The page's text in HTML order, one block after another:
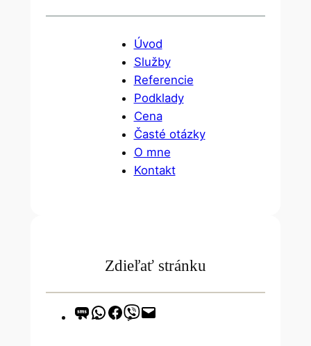
Úvod
Služby
Referencie
Podklady
Cena
Časté otázky
O mne
Kontakt
Zdieľať stránku
ShareShareShare
Share